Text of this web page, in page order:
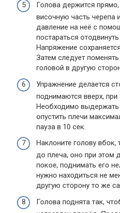
Голова держится
височную часть черепа
давление на неё с
постараться
Напряжение
Затем следует
головой в другую
Упражнение делается
поднимаются вверх,
Необходимо выдержать
опустить плечи
пауза в 10 сек.
Наклоните голову вбок,
до плеча, оно при этом
покое, поднимать его
нужно находиться не
другую сторону то же
Голова поднята так,